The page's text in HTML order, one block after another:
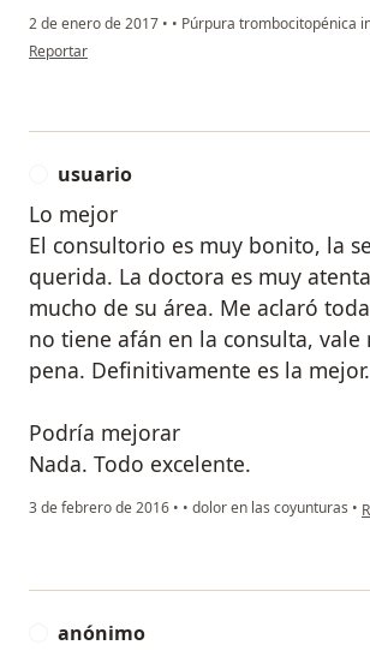
2 de enero de 2017 • • Púrpura trombocitopénica
en opinión del usuario paciente anónimo
Reportar
usuario
Lo mejor
El consultorio es muy bonito, la
querida. La doctora es muy
mucho de su área. Me aclaró
no tiene afán en la consulta, vale
pena. Definitivamente es la mejor.
Podría mejorar
Nada. Todo excelente.
3 de febrero de 2016 • • dolor en las coyunturas •
anónimo